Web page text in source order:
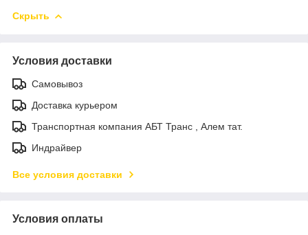
Скрыть
Условия доставки
Самовывоз
Доставка курьером
Транспортная компания АБТ Транс , Алем тат.
Индрайвер
Все условия доставки
Условия оплаты